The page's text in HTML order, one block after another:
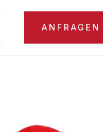
ANFRAGEN